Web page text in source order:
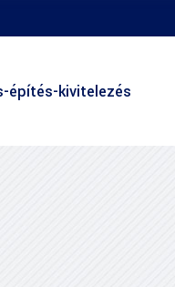
építés-kivitelezés